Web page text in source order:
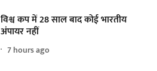
विश्व कप में 28 साल बाद कोई भारतीय
अंपायर नहीं
7 hours ago